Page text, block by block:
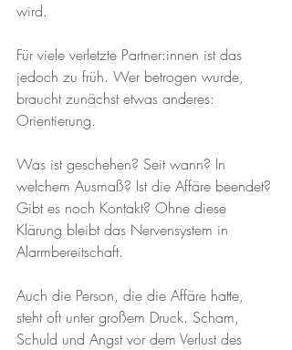
wird.
Für viele verletzte Partner:innen ist das
jedoch zu früh. Wer betrogen wurde,
braucht zunächst etwas anderes:
Orientierung.
Was ist geschehen? Seit wann? In
welchem Ausmaß? Ist die Affäre beendet?
Gibt es noch Kontakt? Ohne diese
Klärung bleibt das Nervensystem in
Alarmbereitschaft.
Auch die Person, die die Affäre hatte,
steht oft unter großem Druck. Scham,
Schuld und Angst vor dem Verlust des